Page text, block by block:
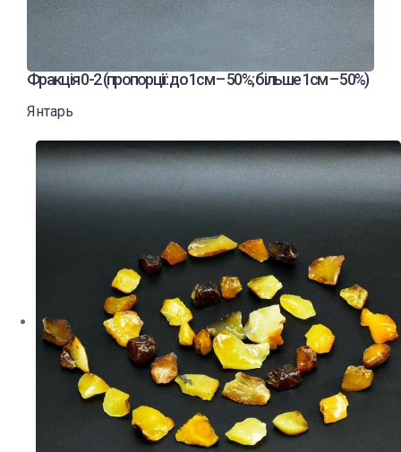
Фракція 0-2 (пропорції: до 1см – 50%; більше 1см – 50%)
Янтарь